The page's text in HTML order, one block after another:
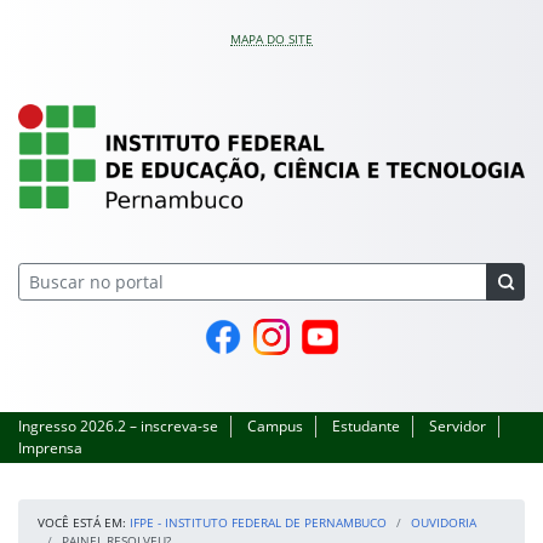
MAPA DO SITE
IFPE – Instituto
Página do Facebook
Perfil no Instagram
Canal no YouTube
Ingresso 2026.2 – inscreva-se Campus Estudante
Servidor
Imprensa
VOCÊ ESTÁ EM: IFPE - INSTITUTO FEDERAL DE PERNAMBUCO
OUVIDORIA